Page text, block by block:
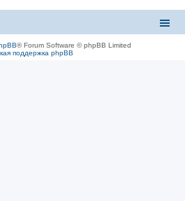
® Forum Software © phpBB Limited
поддержка phpBB